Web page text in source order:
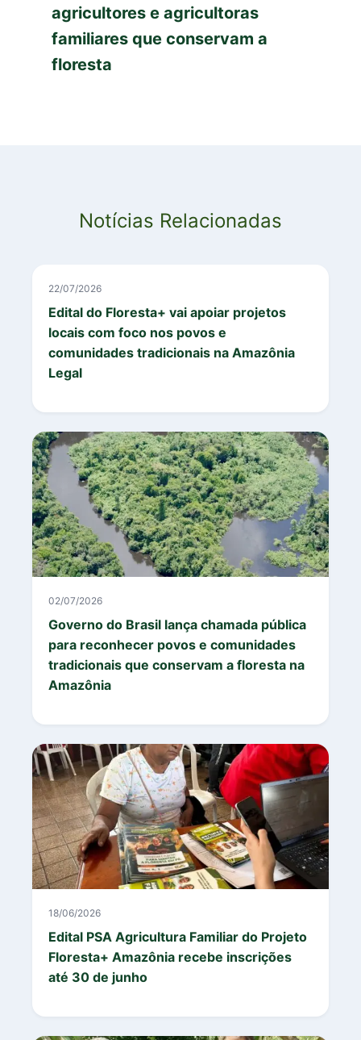
agricultores e agricultoras
familiares que conservam a
floresta
Notícias Relacionadas
22/07/2026
Edital do Floresta+ vai apoiar projetos
locais com foco nos povos e
comunidades tradicionais na Amazônia
Legal
02/07/2026
Governo do Brasil lança chamada pública
para reconhecer povos e comunidades
tradicionais que conservam a floresta na
Amazônia
18/06/2026
Edital PSA Agricultura Familiar do Projeto
Floresta+ Amazônia recebe inscrições
até 30 de junho